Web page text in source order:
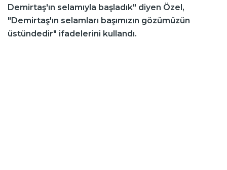
Demirtaş'ın selamıyla başladık" diyen Özel,
"Demirtaş'ın selamları başımızın gözümüzün
üstündedir" ifadelerini kullandı.